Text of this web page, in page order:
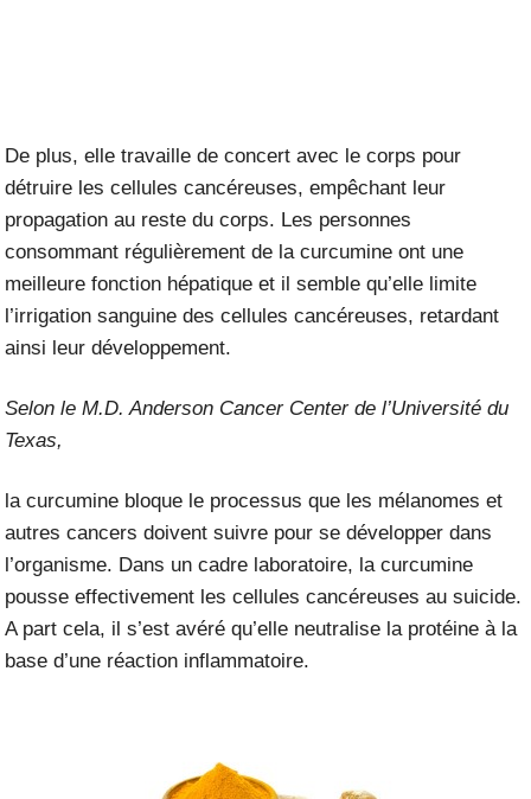
De plus, elle travaille de concert avec le corps pour
détruire les cellules cancéreuses, empêchant leur
propagation au reste du corps. Les personnes
consommant régulièrement de la curcumine ont une
meilleure fonction hépatique et il semble qu’elle limite
l’irrigation sanguine des cellules cancéreuses, retardant
ainsi leur développement.
Selon le M.D. Anderson Cancer Center de l’Université du
Texas,
la curcumine bloque le processus que les mélanomes et
autres cancers doivent suivre pour se développer dans
l’organisme. Dans un cadre laboratoire, la curcumine
pousse effectivement les cellules cancéreuses au suicide.
A part cela, il s’est avéré qu’elle neutralise la protéine à la
base d’une réaction inflammatoire.